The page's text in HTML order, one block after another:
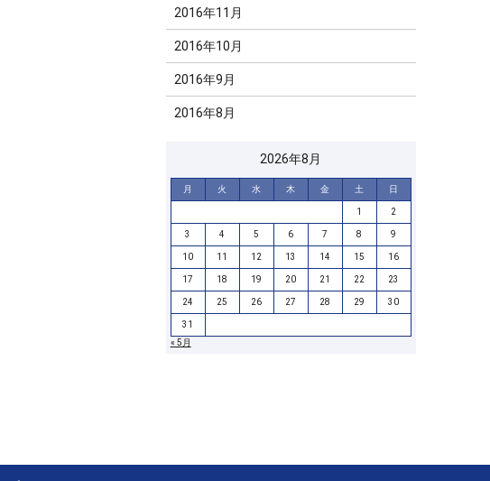
2016年11月
2016年10月
2016年9月
2016年8月
2026年8月
月 火 水 木 金 土 日
1 2
3 4 5 6 7 8 9
10 11 12 13 14 15 16
17 18 19 20 21 22 23
24 25 26 27 28 29 30
31
« 5月